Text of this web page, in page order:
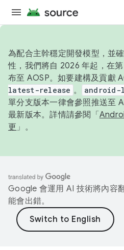
為配合主幹穩定開發模型，並
性，我們將自 2026 年起，在
布至 AOSP。如要建構及貢獻
latest-release 。
單分支版本一律會參照推送至
最新版本。詳情請參閱「
更 」。
Google 會運用 AI 技術將內容
能會出錯。